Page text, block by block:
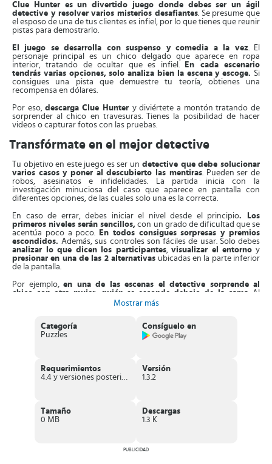
Clue Hunter es un divertido juego donde debes ser un ágil
detective y resolver varios misterios desafiantes. Se presume que
el esposo de una de tus clientes es infiel, por lo que tienes que reunir
pistas para demostrarlo.
El juego se desarrolla con suspenso y comedia a la vez. El
personaje principal es un chico delgado que aparece en ropa
interior, tratando de ocultar que es infiel.
En cada escenario
tendrás varias opciones, solo analiza bien la escena y escoge. Si
consigues una pista que demuestre tu teoría, obtienes una
recompensa en dólares.
Por eso,descarga Clue Hunter y diviértete a montón tratando de
sorprender al chico en travesuras. Tienes la posibilidad de hacer
videos o capturar fotos con las pruebas.
Transfórmate en el mejor detective
Tu objetivo en este juego es ser un detective que debe solucionar
varios casos y poner al descubierto las mentiras. Pueden ser de
robos, asesinatos e infidelidades. La partida inicia con la
investigación minuciosa del caso que aparece en pantalla con
diferentes opciones, de las cuales solo una es la correcta.
En caso de errar, debes iniciar el nivel desde el principio. Los
primeros niveles serán sencillos, con un grado de dificultad que se
acentúa poco a poco.
En todos consigues sorpresas y premios
escondidos.Además, sus controles son fáciles de usar. Solo debes
analizar lo que dicen los participantes,visualizar el entorno y
presionar en una de las 2 alternativas ubicadas en la parte inferior
de la pantalla.
Por ejemplo, en una de las escenas el detective sorprende al
chico con otra mujer, quién se esconde debajo de la cama . Al
entrar en la habitación, analízala para responder a una de las
Una vez que aciertas,
obtienes recompensas y la opción de
los casos más alocados que hay.
prueban su culpabilidad.
Estas partidas se dan en espacios
oscuros, lo que aumenta la adrenalina.
Mostrar más
Categoría
Puzzles
Consíguelo en
Requerimientos
4.4 y versiones posteriores
Versión
1.3.2
Tamaño
0 MB
Descargas
1.3 K
PUBLICIDAD